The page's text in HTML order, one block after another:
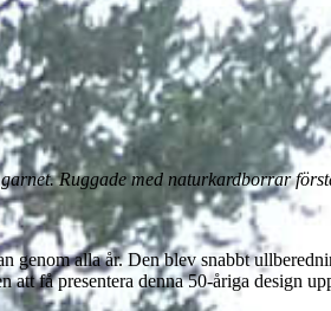
Ruggade med naturkardborrar
genom alla år. Den blev snabbt
få presentera denna 50-åriga design